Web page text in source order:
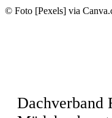
© Foto [Pexels] via
Dachverband